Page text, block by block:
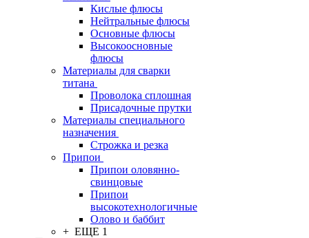
Кислые флюсы
Нейтральные флюсы
Основные флюсы
Высокоосновные
флюсы
Материалы для сварки
титана
Проволока сплошная
Присадочные прутки
Материалы специального
назначения
Строжка и резка
Припои
Припои оловянно-
свинцовые
Припои
высокотехнологичные
Олово и баббит
+ ЕЩЕ 1